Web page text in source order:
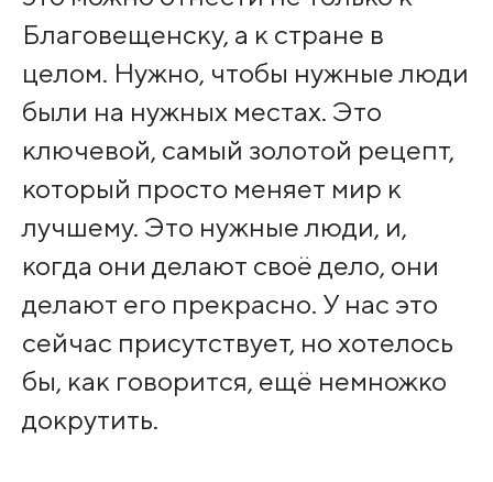
Благовещенску, а к стране в
целом. Нужно, чтобы нужные люди
были на нужных местах. Это
ключевой, самый золотой рецепт,
который просто меняет мир к
лучшему. Это нужные люди, и,
когда они делают своё дело, они
делают его прекрасно. У нас это
сейчас присутствует, но хотелось
бы, как говорится, ещё немножко
докрутить.